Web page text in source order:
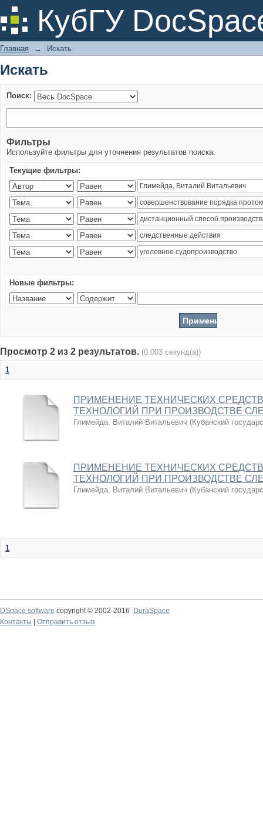
КубГУ
Искать
Главная → Искать
Искать
Поиск:
Фильтры
Используйте фильтры для уточнения результатов поиска.
Текущие фильтры:
Новые фильтры:
Просмотр 2 из 2 результатов. (0.003 секунд(а))
1
ПРИМЕНЕНИЕ ТЕХНИЧЕСКИХ
ТЕХНОЛОГИЙ ПРИ ПРОИЗВОДСТВЕ
Глимейда, Виталий Витальевич (Кубанский
ПРИМЕНЕНИЕ ТЕХНИЧЕСКИХ
ТЕХНОЛОГИЙ ПРИ ПРОИЗВОДСТВЕ
Глимейда, Виталий Витальевич (Кубанский
1
DSpace software copyright © 2002-2016
DuraSpace
Контакты
Отправить отзыв